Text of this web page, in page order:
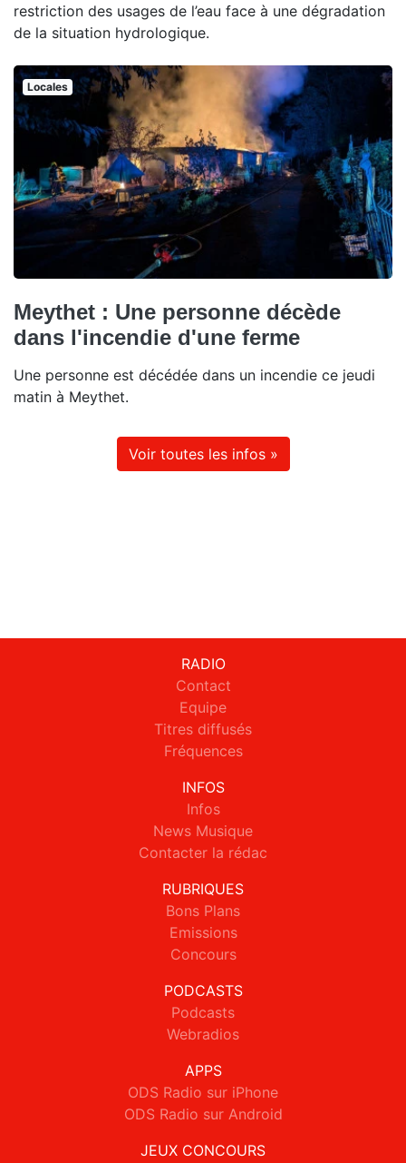
restriction des usages de l’eau face à une dégradation
de la situation hydrologique.
Locales
Meythet : Une personne décède
dans l'incendie d'une ferme
Une personne est décédée dans un incendie ce jeudi
matin à Meythet.
Voir toutes les infos »
RADIO
Contact
Equipe
Titres diffusés
Fréquences
INFOS
Infos
News Musique
Contacter la rédac
RUBRIQUES
Bons Plans
Emissions
Concours
PODCASTS
Podcasts
Webradios
APPS
ODS Radio sur iPhone
ODS Radio sur Android
JEUX CONCOURS